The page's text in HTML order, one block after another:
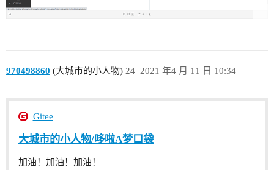
970498860 (大城市的小人物) 2021 年4 月 11 日 10:34
24
Gitee
大城市的小人物/哆啦A梦口袋
加油！加油！加油！